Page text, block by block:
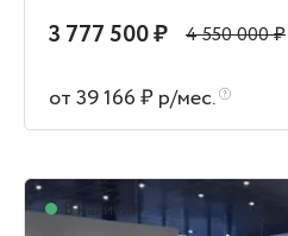
3 777 500 ₽ 4 550 000 ₽
от 39 166 ₽ р/мес.
В наличии